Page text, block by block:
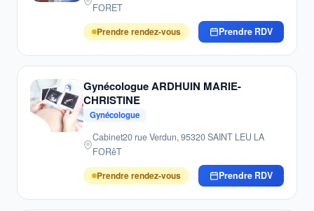
FORET
Prendre rendez-vous
Prendre RDV
Gynécologue ARDHUIN MARIE-
CHRISTINE
Gynécologue
Cabinet20 rue Verdun, 95320 SAINT LEU LA
FORêT
Prendre rendez-vous
Prendre RDV